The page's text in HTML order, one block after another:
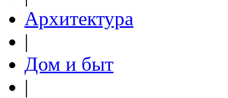
Архитектура
|
Дом и быт
|